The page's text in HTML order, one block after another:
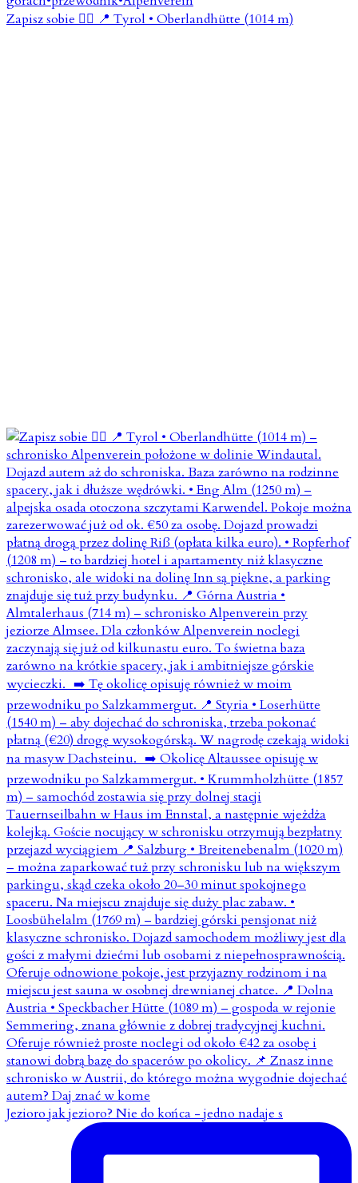
Zapisz sobie 👇🏼 📍 Tyrol • Oberlandhütte (1014 m)
Jezioro jak jezioro? Nie do końca - jedno nadaje s